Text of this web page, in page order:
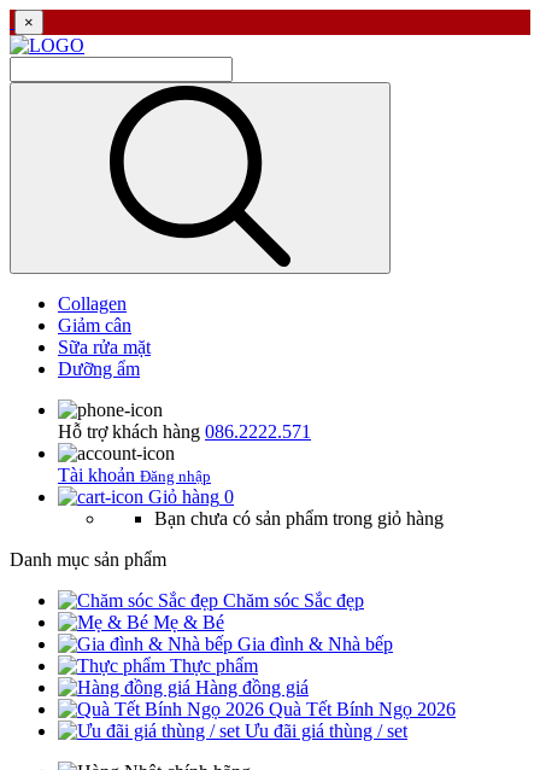
×
Collagen
Giảm cân
Sữa rửa mặt
Dưỡng ẩm
Hỗ trợ khách hàng 086.2222.571
Tài khoản Đăng nhập
Giỏ hàng 0
Bạn chưa có sản phẩm trong giỏ hàng
Danh mục sản phẩm
Chăm sóc Sắc đẹp
Mẹ & Bé
Gia đình & Nhà bếp
Thực phẩm
Hàng đồng giá
Quà Tết Bính Ngọ 2026
Ưu đãi giá thùng / set